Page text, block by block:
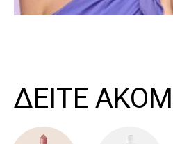
ΔΕΙΤΕ